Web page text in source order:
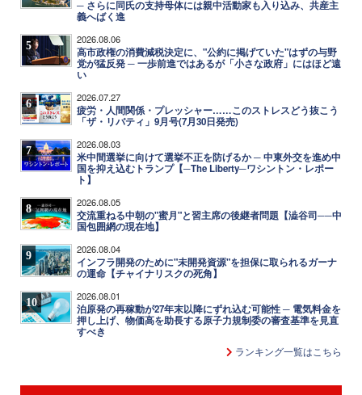
─ さらに同氏の支持母体には親中活動家も入り込み、共産主
義へばく進
5 2026.08.06
高市政権の消費減税決定に、"公約に掲げていた"はずの与野
党が猛反発 ─ 一歩前進ではあるが「小さな政府」にはほど遠
い
6 2026.07.27
疲労・人間関係・プレッシャー……このストレスどう抜こう
「ザ・リバティ」9月号(7月30日発売)
7 2026.08.03
米中間選挙に向けて選挙不正を防げるか ─ 中東外交を進め中
国を抑え込むトランプ【─The Liberty─ワシントン・レポー
ト】
8 2026.08.05
交流重ねる中朝の"蜜月"と習主席の後継者問題【澁谷司──中
国包囲網の現在地】
9 2026.08.04
インフラ開発のために"未開発資源"を担保に取られるガーナ
の運命【チャイナリスクの死角】
10 2026.08.01
泊原発の再稼動が27年末以降にずれ込む可能性 ─ 電気料金を
押し上げ、物価高を助長する原子力規制委の審査基準を見直
すべき
ランキング一覧はこちら